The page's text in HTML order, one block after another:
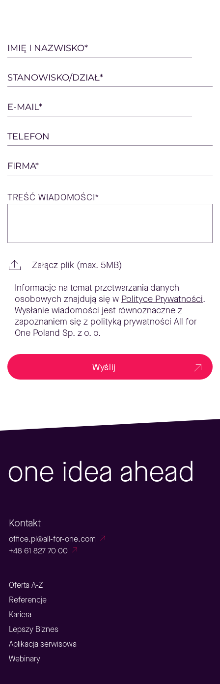
Please
this
field
empty.
IMIĘ I NAZWISKO*
STANOWISKO/DZIAŁ*
E-MAIL*
TELEFON
FIRMA*
TREŚĆ WIADOMOŚCI*
Załącz plik (max. 5MB)
Informacje na temat przetwarzania danych
osobowych znajdują się w Polityce Prywatności.
Wysłanie wiadomości jest równoznaczne z
zapoznaniem się z polityką prywatności All for
One Poland Sp. z o. o.
Wyślij
one idea ahead
Kontakt
office.pl@all-for-one.com
+48 61 827 70 00
Oferta A-Z
Referencje
Kariera
Lepszy Biznes
Aplikacja serwisowa
Webinary